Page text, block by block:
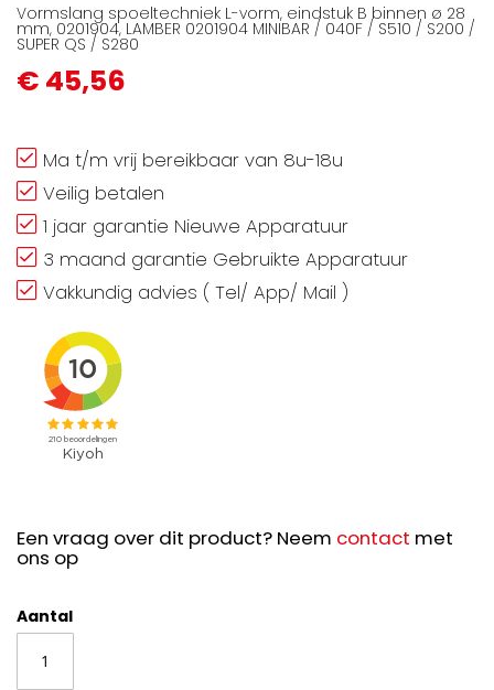
Vormslang spoeltechniek L-vorm, eindstuk B binnen ø 28
mm, 0201904, LAMBER 0201904 MINIBAR / 040F / S510 / S200 /
SUPER QS / S280
€ 45,56
Ma t/m vrij bereikbaar van 8u-18u
Veilig betalen
1 jaar garantie Nieuwe Apparatuur
3 maand garantie Gebruikte Apparatuur
Vakkundig advies ( Tel/ App/ Mail )
Een vraag over dit product? Neem contact met
ons op
Aantal